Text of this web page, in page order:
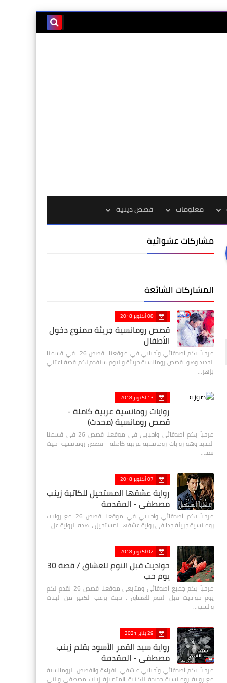
معلومات قصص دينية
مشاركات عشوائية
المشاركات الشائعة
08 أكتوبر 2018
قصص رومانسية جريئة ممنوع دخول
الأطفال
مرحباً بكم أصدقائي وأحبابي في موقعنا قصص 26 في قسمنا
الجديد وهو قصص رومانسية جريئة واليوم سنقدم لكم قصة اعتني
بزهر…
13 أكتوبر 2018
روايات رومانسية عربية كاملة -
قصص رومانسية (محدث)
مرحباً بكم أصدقائي وأحبابي في موقعنا قصص 26 في قسمنا
الجديد وهو روايات رومانسية عربية كاملة - قصص رومانسية حيث
نقد…
07 أكتوبر 2018
رواية عشقها المستحيل للكاتبة زينب
مصطفي - المقدمة
مرحباً بكم أصدقائي وأحبابي في موقعنا قصص 26 مع روايات
رومانسية جريئة جدا في رواية عشقها المستحيل ، هذه الرواية عل…
02 أكتوبر 2018
حواديت قبل النوم للعشاق / قصة 30
يوم حب
مرحباً بكم جميع أصدقائي ومتابعي موقعنا قصص 26 نقدم لكم
يوم حواديت قبل النوم للعشاق ، حيث يرغب الكثير من البنات
والشب…
29 يناير 2021
رواية سيد القمر الأسود بقلم زينب
مصطفي - المقدمة
مرحباً بكم أصدقائي وأحبابي عاشقي القراءة والقصص الرومانسية
مع رواية رومانسية جديدة للكاتبة المتميزة زينب مصطفى والتي